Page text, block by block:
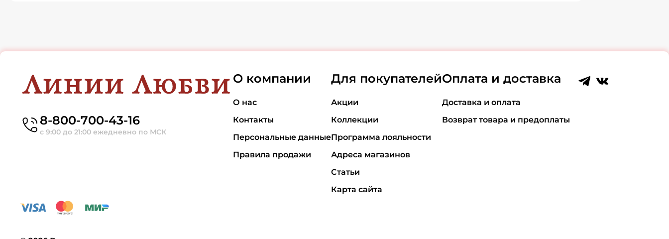
8-800-700-43-16
с 9:00 до 21:00 ежедневно по МСК
О компании
О нас
Контакты
Персональные данные
Правила продажи
Для покупателей
Акции
Коллекции
Программа лояльности
Адреса магазинов
Статьи
Карта сайта
Оплата и доставка
Доставка и оплата
Возврат товара и предоплаты